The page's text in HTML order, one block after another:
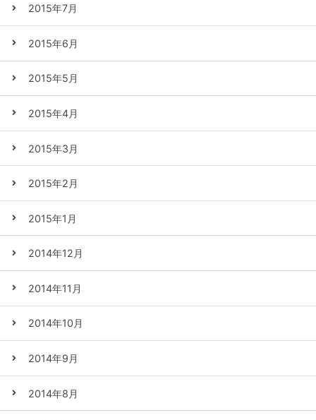
2015年7月
2015年6月
2015年5月
2015年4月
2015年3月
2015年2月
2015年1月
2014年12月
2014年11月
2014年10月
2014年9月
2014年8月